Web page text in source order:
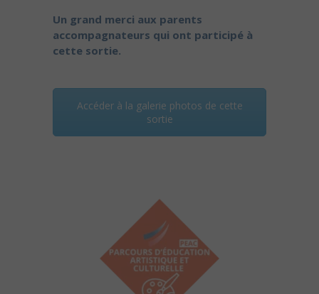
Un grand merci aux parents
accompagnateurs qui ont participé à
cette sortie.
Accéder à la galerie photos de cette
sortie